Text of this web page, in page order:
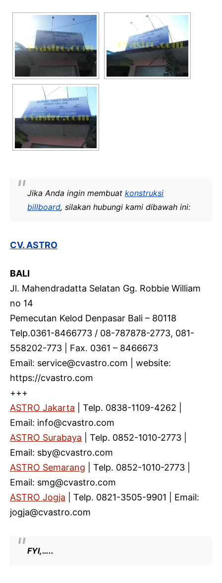
Jika Anda ingin membuatkonstruksi
billboard, silakan hubungi kami dibawah ini:
CV. ASTRO
BALI
Jl. Mahendradatta Selatan Gg. Robbie William
no 14
Pemecutan Kelod Denpasar Bali – 80118
Telp.0361-8466773 / 08-787878-2773, 081-
558202-773 | Fax. 0361 – 8466673
Email: service@cvastro.com | website:
https://cvastro.com
+++
ASTRO Jakarta | Telp. 0838-1109-4262 |
Email: info@cvastro.com
ASTRO Surabaya | Telp. 0852-1010-2773 |
Email: sby@cvastro.com
ASTRO Semarang | Telp. 0852-1010-2773 |
Email: smg@cvastro.com
ASTRO Jogja | Telp. 0821-3505-9901 | Email:
jogja@cvastro.com
FYI,…..